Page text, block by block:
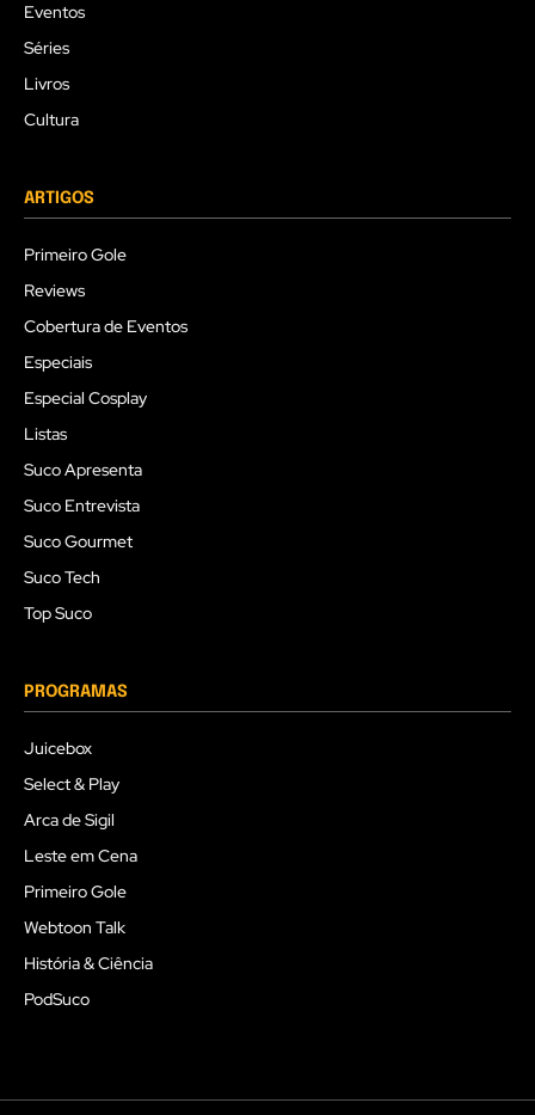
Eventos
Séries
Livros
Cultura
ARTIGOS
Primeiro Gole
Reviews
Cobertura de Eventos
Especiais
Especial Cosplay
Listas
Suco Apresenta
Suco Entrevista
Suco Gourmet
Suco Tech
Top Suco
PROGRAMAS
Juicebox
Select & Play
Arca de Sigil
Leste em Cena
Primeiro Gole
Webtoon Talk
História & Ciência
PodSuco